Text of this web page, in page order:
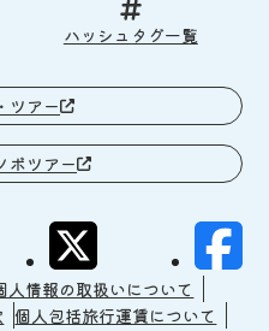
ハッシュタグ一覧
ツアー
ボツアー
人情報の取扱いについて
個人包括旅行運賃について